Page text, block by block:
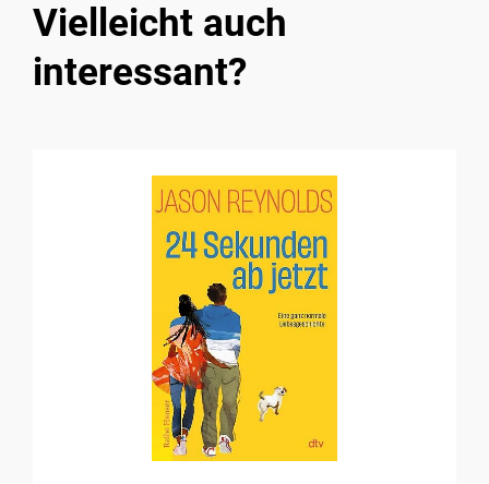
Vielleicht auch
interessant?